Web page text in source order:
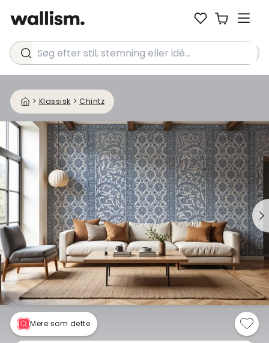
Søg efter stil, stemning eller idé...
> Klassisk > Chintz
Mere som dette